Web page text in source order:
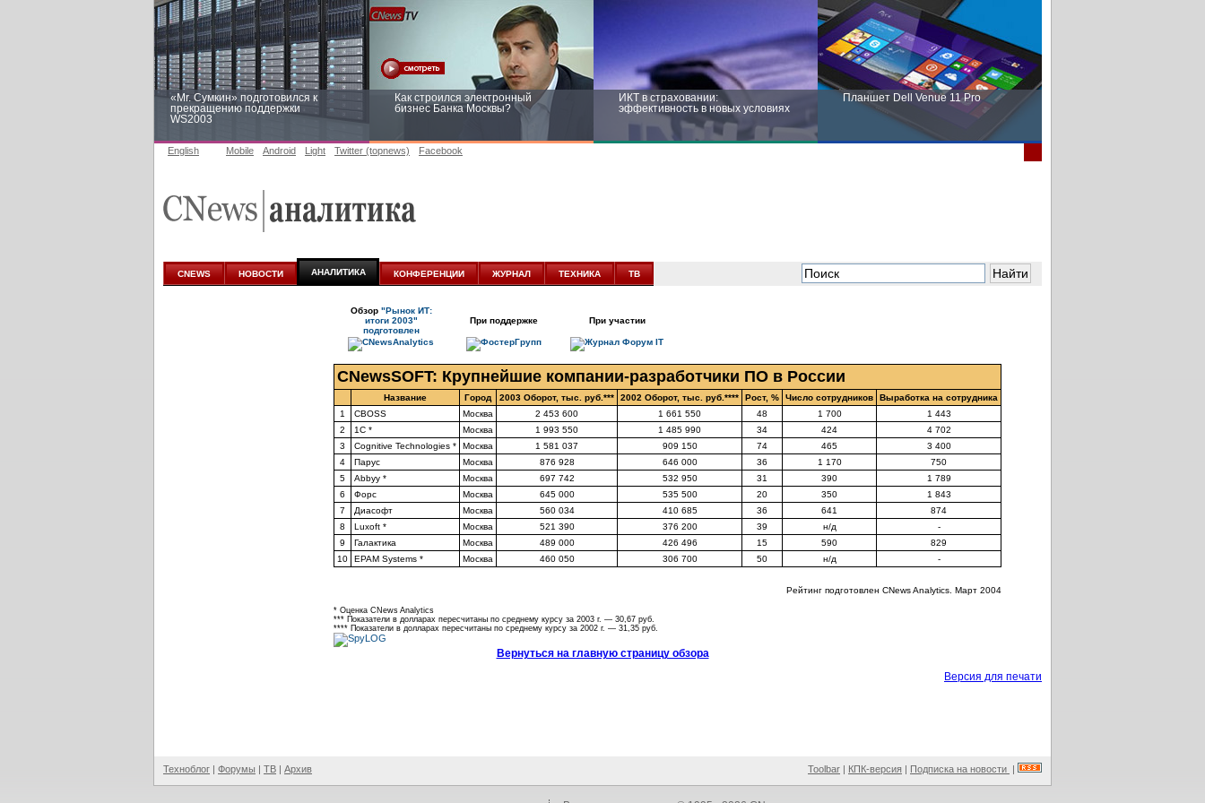
«Mr. Сумкин» подготовился к
прекращению поддержки
WS2003
Как строился электронный
бизнес Банка Москвы?
ИКТ в страховании:
эффективность в новых условиях
Планшет Dell Venue 11 Pro
аналитике
новых условиях
English Mobile Android Light Twitter (topnews) Facebook
CNEWS НОВОСТИ АНАЛИТИКА КОНФЕРЕНЦИИ ЖУРНАЛ ТЕХНИКА ТВ
Обзор "Рынок ИТ:
итоги 2003"
подготовлен
При поддержке При участии
CNewsSOFT: Крупнейшие компании-разработчики ПО в России
Название Город 2003 Оборот, тыс. руб.*** 2002 Оборот, тыс. руб.**** Рост, % Число сотрудников
Выработка на сотрудника
1
CBOSS Москва 2 453 600 1 661 550 48 1 700
1 443
2
1С * Москва 1 993 550 1 485 990 34 424
4 702
3
Cognitive Technologies * Москва 1 581 037 909 150 74 465
3 400
4
Парус Москва 876 928 646 000 36 1 170
750
5
Abbyy * Москва 697 742 532 950 31 390
1 789
6
Форс Москва 645 000 535 500 20 350
1 843
7
Диасофт Москва 560 034 410 685 36 641
874
8
Luxoft * Москва 521 390 376 200 39 н/д
-
9
Галактика Москва 489 000 426 496 15 590
829
10
EPAM Systems * Москва 460 050 306 700 50 н/д -
Рейтинг подготовлен CNews Analytics. Март 2004
* Оценка CNews Analytics
*** Показатели в долларах пересчитаны по среднему курсу за 2003 г. — 30,67 руб.
**** Показатели в долларах пересчитаны по среднему курсу за 2002 г. — 31,35 руб.
Вернуться на главную страницу обзора
Версия для печати
Техноблог | Форумы | ТВ | Архив Toolbar | КПК-версия | Подписка на новости |